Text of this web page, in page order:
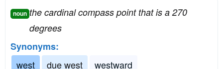
noun the cardinal compass point that is a 270
degrees
Synonyms:
west
due west westward